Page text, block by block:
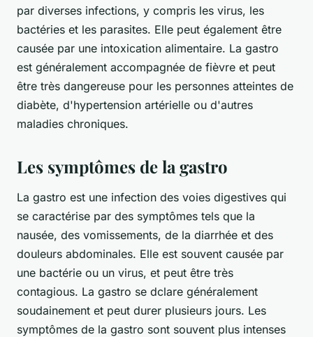
par diverses infections, y compris les virus, les
bactéries et les parasites. Elle peut également être
causée par une intoxication alimentaire. La gastro
est généralement accompagnée de fièvre et peut
être très dangereuse pour les personnes atteintes de
diabète, d'hypertension artérielle ou d'autres
maladies chroniques.
Les symptômes de la gastro
La gastro est une infection des voies digestives qui
se caractérise par des symptômes tels que la
nausée, des vomissements, de la diarrhée et des
douleurs abdominales. Elle est souvent causée par
une bactérie ou un virus, et peut être très
contagious. La gastro se dclare généralement
soudainement et peut durer plusieurs jours. Les
symptômes de la gastro sont souvent plus intenses